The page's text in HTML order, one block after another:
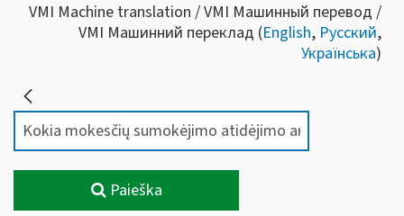
VMI Machine translation / VMI Машинный перевод /
VMI Машинний переклад (English, Русский,
Українська)
Paieška